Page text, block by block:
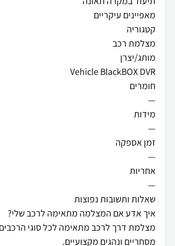
מצלמת דרך לרכב מתאימה לכל סוגי